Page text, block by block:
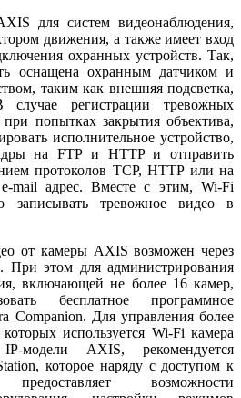
для систем видеонаблюдения,
движения, а также имеет вход
охранных устройств. Так,
оснащена охранным датчиком и
таким как внешняя подсветка,
регистрации тревожных
попытках закрытия объектива,
исполнительное устройство,
на FTP и HTTP и отправить
протоколов TCP, HTTP или на
e-mail адрес. Вместе с этим, Wi-Fi
записывать тревожное видео в
от камеры AXIS возможен через
При этом для администрирования
включающей не более 16 камер,
бесплатное программное
Companion. Для управления более
используется Wi-Fi камера
модели AXIS, рекомендуется
которое наряду с доступом к
возможности